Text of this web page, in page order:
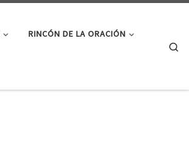
RINCÓN DE LA ORACIÓN